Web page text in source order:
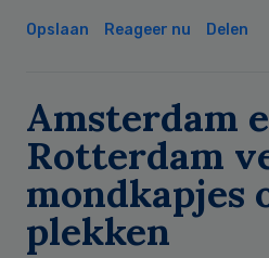
Opslaan Reageer nu Delen
Amsterdam
Rotterdam
mondkapjes
plekken